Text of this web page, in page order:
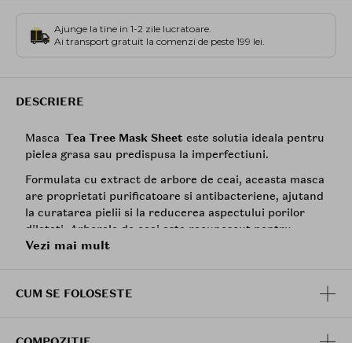
Ajunge la tine in 1-2 zile lucratoare.
Ai transport gratuit la comenzi de peste 199 lei.
DESCRIERE
Masca Tea Tree Mask Sheet este solutia ideala pentru
pielea grasa sau predispusa la imperfectiuni.
Formulata cu extract de arbore de ceai, aceasta masca
are proprietati purificatoare si antibacteriene, ajutand
la curatarea pielii si la reducerea aspectului porilor
dilatati. Arborele de ceai este recunoscut pentru
capacitatea sa de a controla excesul de sebum si de a
sensibila, ajutand la refacerea barierei naturale de
Vezi mai mult
CUM SE FOLOSESTE